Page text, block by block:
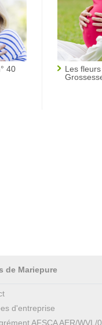
40
Les
de Mariepure
d'entreprise
AFSCA AER/WVL/